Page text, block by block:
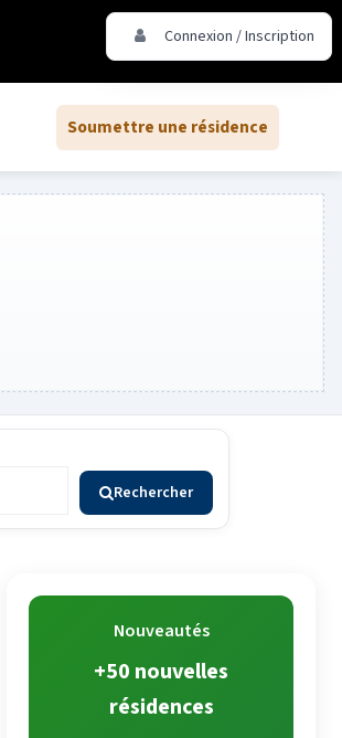
Connexion / Inscription
Soumettre une résidence
Rechercher
Nouveautés
+50 nouvelles
résidences